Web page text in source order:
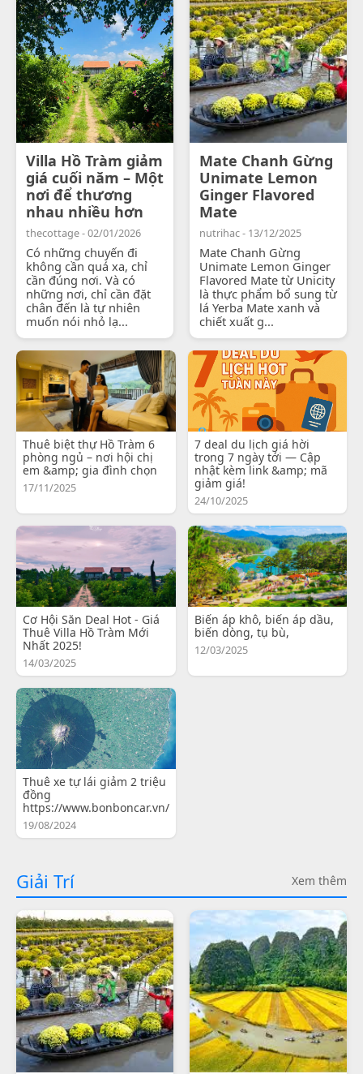
Villa Hồ Tràm giảm
giá cuối năm – Một
nơi để thương
nhau nhiều hơn
thecottage - 02/01/2026
Có những chuyến đi
không cần quá xa, chỉ
cần đúng nơi. Và có
những nơi, chỉ cần đặt
chân đến là tự nhiên
muốn nói nhỏ lạ...
Mate Chanh Gừng
Unimate Lemon
Ginger Flavored
Mate
nutrihac - 13/12/2025
Mate Chanh Gừng
Unimate Lemon Ginger
Flavored Mate từ Unicity
là thực phẩm bổ sung từ
lá Yerba Mate xanh và
chiết xuất g...
Thuê biệt thự Hồ Tràm 6
phòng ngủ – nơi hội chị
em &amp; gia đình chọn
17/11/2025
7 deal du lịch giá hời
trong 7 ngày tới — Cập
nhật kèm link &amp; mã
giảm giá!
24/10/2025
Cơ Hội Săn Deal Hot - Giá
Thuê Villa Hồ Tràm Mới
Nhất 2025!
14/03/2025
Biến áp khô, biến áp dầu,
biến dòng, tụ bù,
12/03/2025
Thuê xe tự lái giảm 2 triệu
đồng
https://www.bonboncar.vn/
19/08/2024
Giải Trí Xem thêm